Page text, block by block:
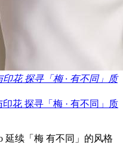
花 探寻「梅 · 有不同」质
花 探寻「梅 · 有不同」质
延续「梅 有不同」的风格